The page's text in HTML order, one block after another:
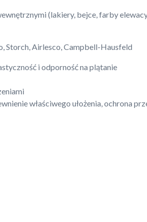
(lakiery, bejce, farby
Storch, Airlesco, Campbell-Hausfeld
i odporność na plątanie
właściwego ułożenia, ochrona